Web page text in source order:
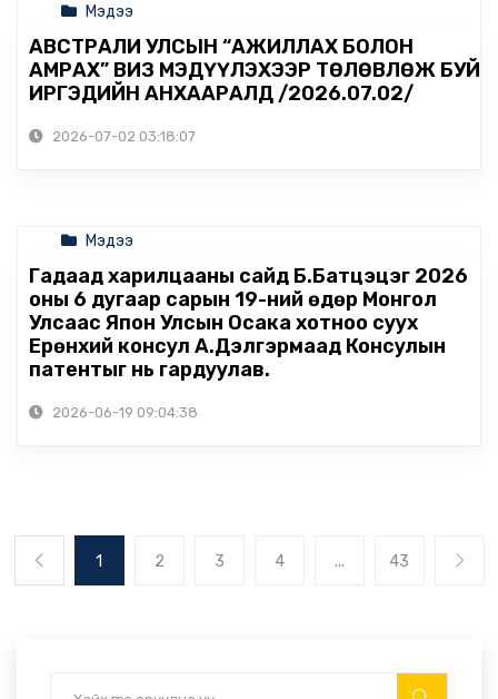
Мэдээ
АВСТРАЛИ УЛСЫН “АЖИЛЛАХ БОЛОН
АМРАХ” ВИЗ МЭДҮҮЛЭХЭЭР ТӨЛӨВЛӨЖ БУЙ
ИРГЭДИЙН АНХААРАЛД /2026.07.02/
2026-07-02 03:18:07
Мэдээ
Гадаад харилцааны сайд Б.Батцэцэг 2026
оны 6 дугаар сарын 19-ний өдөр Монгол
Улсаас Япон Улсын Осака хотноо суух
Ерөнхий консул А.Дэлгэрмаад Консулын
патентыг нь гардуулав.
2026-06-19 09:04:38
1 2 3 4 ... 43